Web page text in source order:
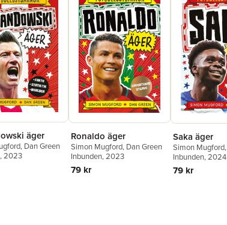
äger
, Dan Green
, 2023
Ronaldo äger
Simon Mugford, Dan Green
Inbunden, 2023
79 kr
Saka äger
Simon Mugford,
Inbunden, 2024
79 kr